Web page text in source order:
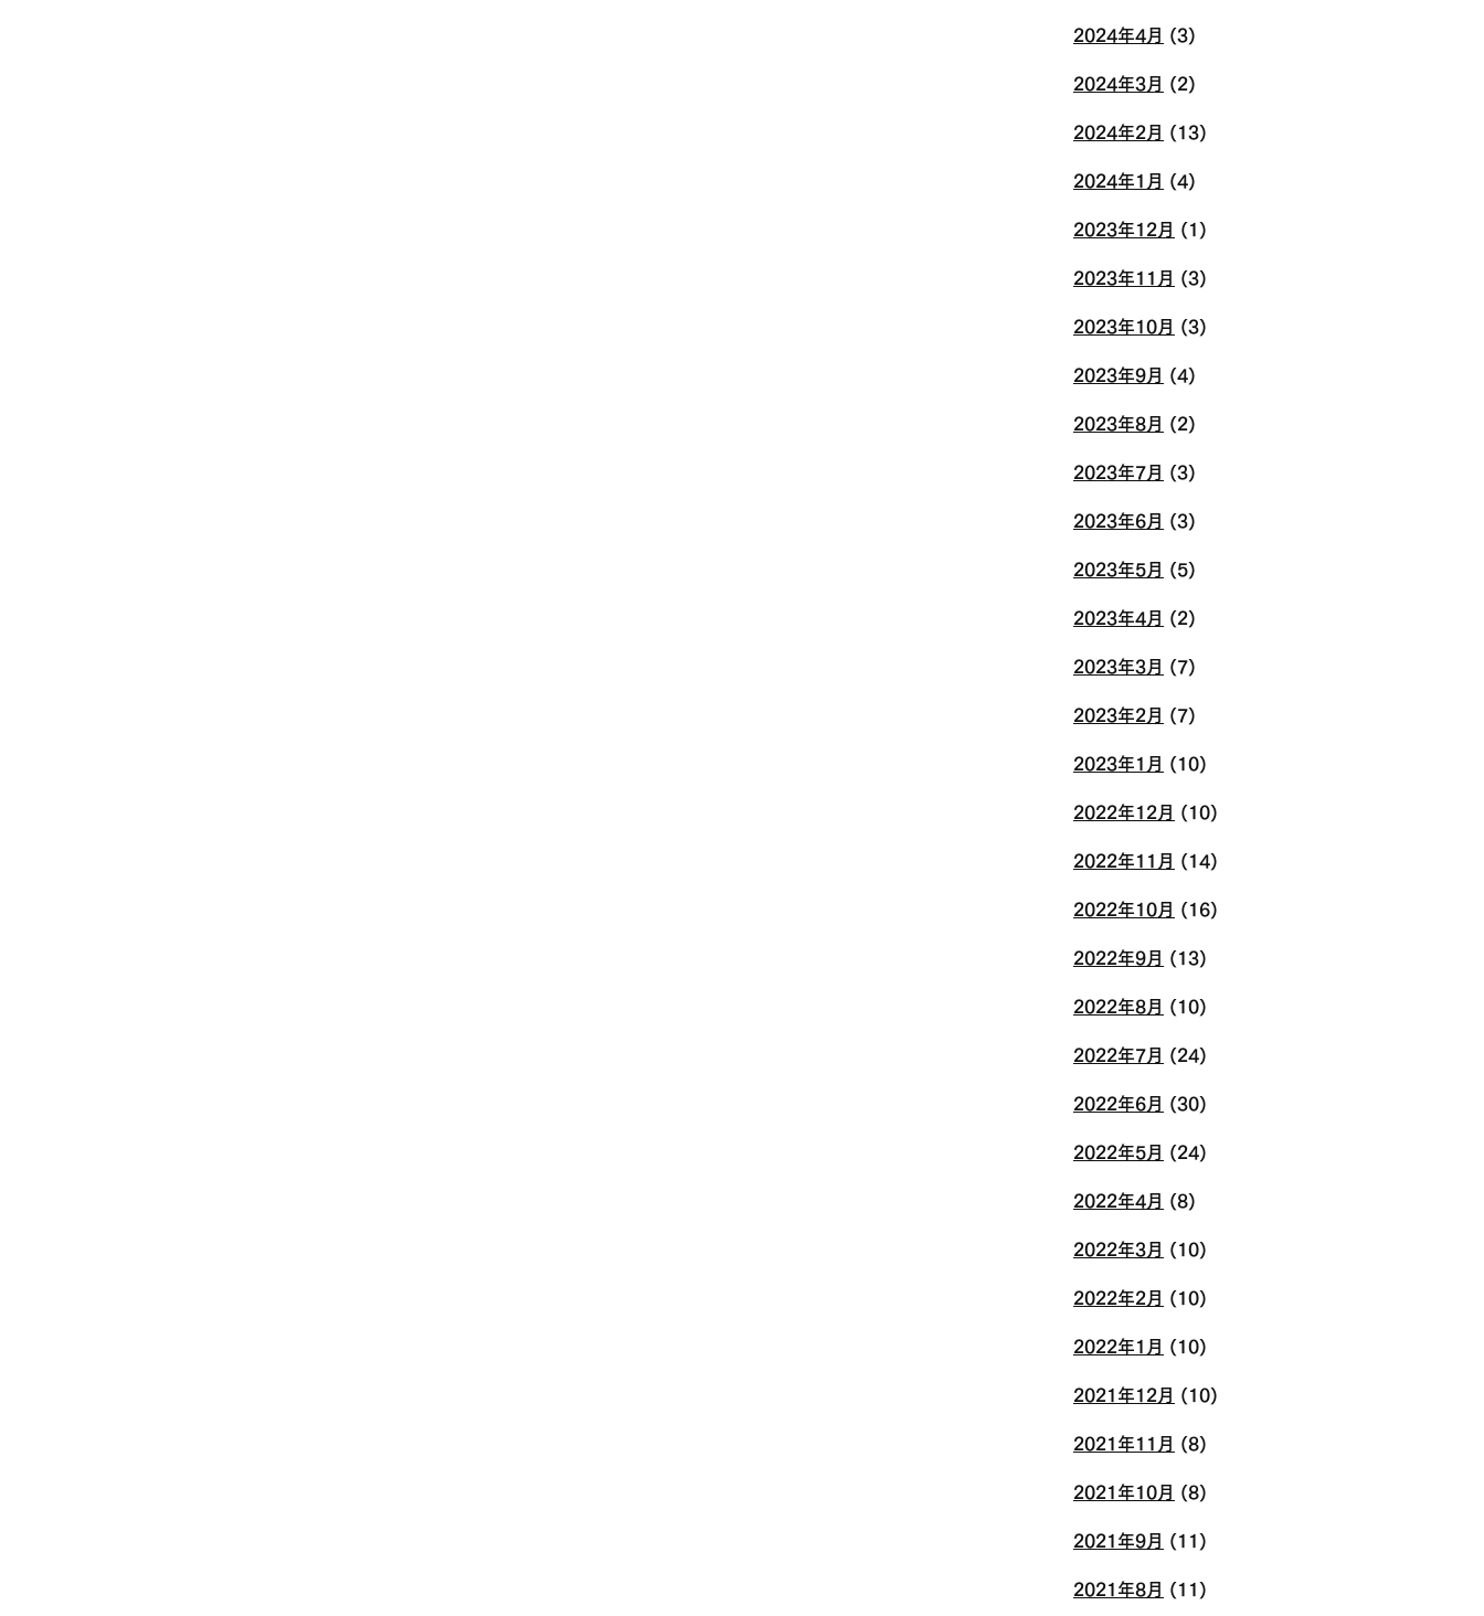
2024年4月 (3)
2024年3月 (2)
2024年2月 (13)
2024年1月 (4)
2023年12月 (1)
2023年11月 (3)
2023年10月 (3)
2023年9月 (4)
2023年8月 (2)
2023年7月 (3)
2023年6月 (3)
2023年5月 (5)
2023年4月 (2)
2023年3月 (7)
2023年2月 (7)
2023年1月 (10)
2022年12月 (10)
2022年11月 (14)
2022年10月 (16)
2022年9月 (13)
2022年8月 (10)
2022年7月 (24)
2022年6月 (30)
2022年5月 (24)
2022年4月 (8)
2022年3月 (10)
2022年2月 (10)
2022年1月 (10)
2021年12月 (10)
2021年11月 (8)
2021年10月 (8)
2021年9月 (11)
2021年8月 (11)